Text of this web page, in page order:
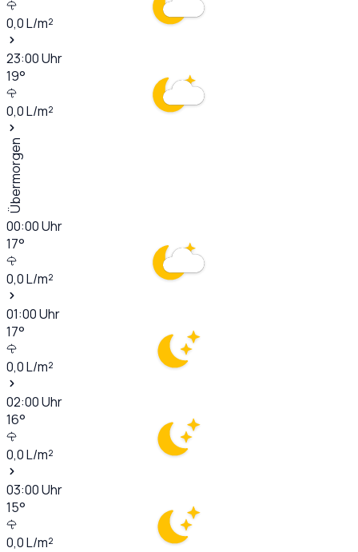
0,0L/m²
23:00Uhr
19°
0,0L/m²
Übermorgen
00:00Uhr
17°
0,0L/m²
01:00Uhr
17°
0,0L/m²
02:00Uhr
16°
0,0L/m²
03:00Uhr
15°
0,0L/m²